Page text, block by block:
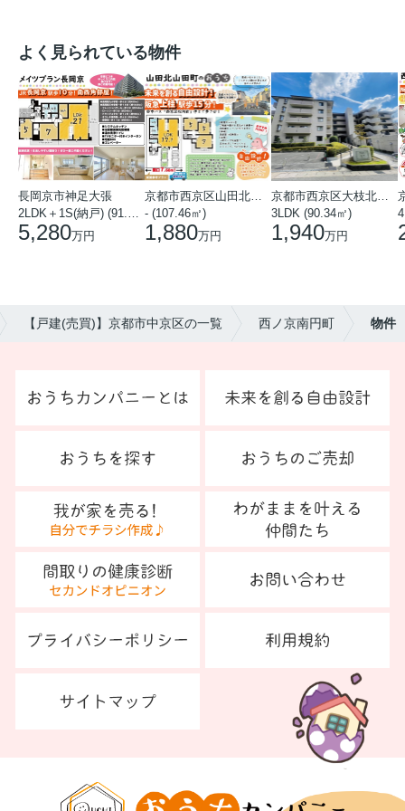
よく見られている物件
長岡京市神足大張
5,280万円
- (107.46㎡)
1,880万円
3LDK (90.34㎡)
1,940万円
【戸建(売買)】京都市中京区の一覧 西ノ京南円町 物件